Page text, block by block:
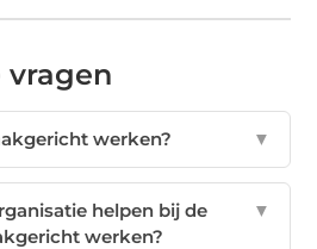
vragen
werken? ▼
helpen bij de
werken?
▼